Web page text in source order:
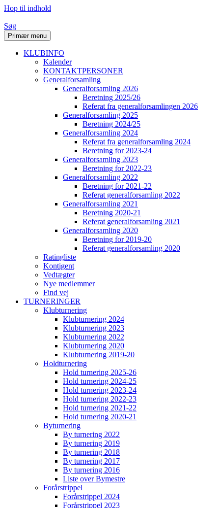
Hop til indhold
Søg
Primær menu
KLUBINFO
Kalender
KONTAKTPERSONER
Generalforsamling
Generalforsamling 2026
Beretning 2025/26
Referat fra generalforsamlingen 2026
Generalforsamling 2025
Beretning 2024/25
Generalforsamling 2024
Referat fra generalforsamling 2024
Beretning for 2023-24
Generalforsamling 2023
Beretning for 2022-23
Generalforsamling 2022
Beretning for 2021-22
Referat generalforsamling 2022
Generalforsamling 2021
Beretning 2020-21
Referat generalforsamling 2021
Generalforsamling 2020
Beretning for 2019-20
Referat generalforsamling 2020
Ratingliste
Kontigent
Vedtægter
Nye medlemmer
Find vej
TURNERINGER
Klubturnering
Klubturnering 2024
Klubturnering 2023
Klubturnering 2022
Klubturnering 2020
Klubturnering 2019-20
Holdturnering
Hold turnering 2025-26
Hold turnering 2024-25
Hold turnering 2023-24
Hold turnering 2022-23
Hold turnering 2021-22
Hold turnering 2020-21
Byturnering
By turnering 2022
By turnering 2019
By turnering 2018
By turnering 2017
By turnering 2016
Liste over Bymestre
Forårstrippel
Forårstrippel 2024
Forårstrippel 2023